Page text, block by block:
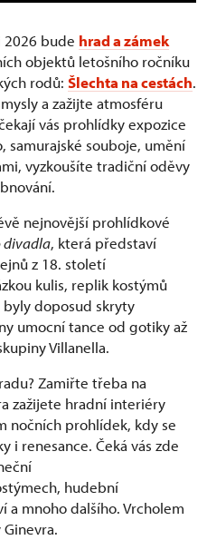
2026 bude hrad a zámek
objektů letošního ročníku
rodů: Šlechta na cestách.
a zažijte atmosféru
vás prohlídky expozice
samurajské souboje, umění
vyzkoušíte tradiční oděvy
nejnovější prohlídkové
divadla, která představí
z 18. století
kulis, replik kostýmů
doposud skryty
umocní tance od gotiky až
Villanella.
Zamiřte třeba na
zažijete hradní interiéry
nočních prohlídek, kdy se
renesance. Čeká vás zde
hudební
a mnoho dalšího. Vrcholem